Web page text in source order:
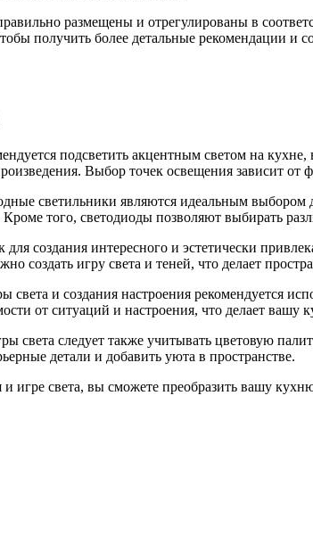
размещены и отрегулированы в
получить более детальные рекомендации и
подсветить акцентным светом на
Выбор точек освещения зависит от
светильники являются идеальным
того, светодиоды позволяют выбирать
создания интересного и эстетически
создать игру света и теней, что делает
света и создания настроения рекомендуется
от ситуаций и настроения, что делает
света следует также учитывать цветовую
детали и добавить уюта в пространстве.
света, вы сможете преобразить вашу